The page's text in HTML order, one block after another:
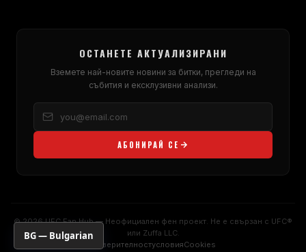
ОСТАНЕТЕ АКТУАЛИЗИРАНИ
Вземете най-новите новини за битки, прегледи на
събития и ексклузивни анализи.
АБОНИРАЙ СЕ
© 2026 UFC Fan Hub — Неофициален фен проект. Не е свързан с UFC®
или Zuffa LLC.
ПоверителностусловияCookies
BG — Bulgarian